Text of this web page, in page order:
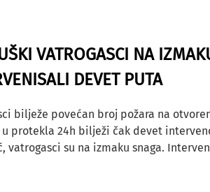
VATROGASCI NA
DEVET PUTA
bilježe povećan broj požara na
u protekla 24h bilježi čak devet
vatrogasci su na izmaku snaga.